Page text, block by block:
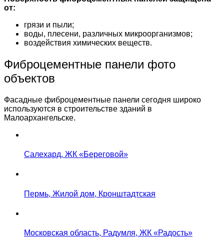
от:
грязи и пыли;
воды, плесени, различных микроорганизмов;
воздействия химических веществ.
Фиброцементные панели фото
объектов
Фасадные фиброцементные панели сегодня широко
используются в строительстве зданий в
Малоархангельске.
Салехард, ЖК «Береговой»
Пермь, Жилой дом, Кронштадтская
Московская область, Радумля, ЖК «Радость»